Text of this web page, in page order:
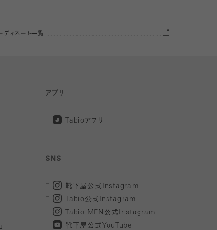
ィネート一覧
アプリ
Tabio アプリ
SNS
靴下屋公式 Instagram
Tabio 公式 Instagram
Tabio MEN 公式 Instagram
靴下屋公式 YouTube